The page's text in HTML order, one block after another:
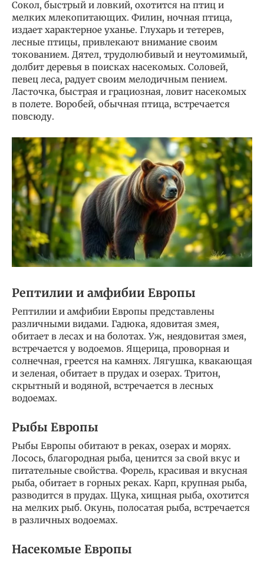
Сокол, быстрый и ловкий, охотится на птиц и
мелких млекопитающих. Филин, ночная птица,
издает характерное уханье. Глухарь и тетерев,
лесные птицы, привлекают внимание своим
токованием. Дятел, трудолюбивый и неутомимый,
долбит деревья в поисках насекомых. Соловей,
певец леса, радует своим мелодичным пением.
Ласточка, быстрая и грациозная, ловит насекомых
в полете. Воробей, обычная птица, встречается
повсюду.
Рептилии и амфибии Европы
Рептилии и амфибии Европы представлены
различными видами. Гадюка, ядовитая змея,
обитает в лесах и на болотах. Уж, неядовитая змея,
встречается у водоемов. Ящерица, проворная и
солнечная, греется на камнях. Лягушка, квакающая
и зеленая, обитает в прудах и озерах. Тритон,
скрытный и водяной, встречается в лесных
водоемах.
Рыбы Европы
Рыбы Европы обитают в реках, озерах и морях.
Лосось, благородная рыба, ценится за свой вкус и
питательные свойства. Форель, красивая и вкусная
рыба, обитает в горных реках. Карп, крупная рыба,
разводится в прудах. Щука, хищная рыба, охотится
на мелких рыб. Окунь, полосатая рыба, встречается
в различных водоемах.
Насекомые Европы